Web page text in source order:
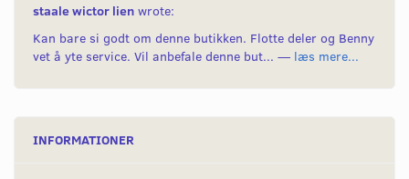
staale wictor lien wrote:
Kan bare si godt om denne butikken. Flotte deler og Benny
vet å yte service. Vil anbefale denne but... — læs mere...
INFORMATIONER